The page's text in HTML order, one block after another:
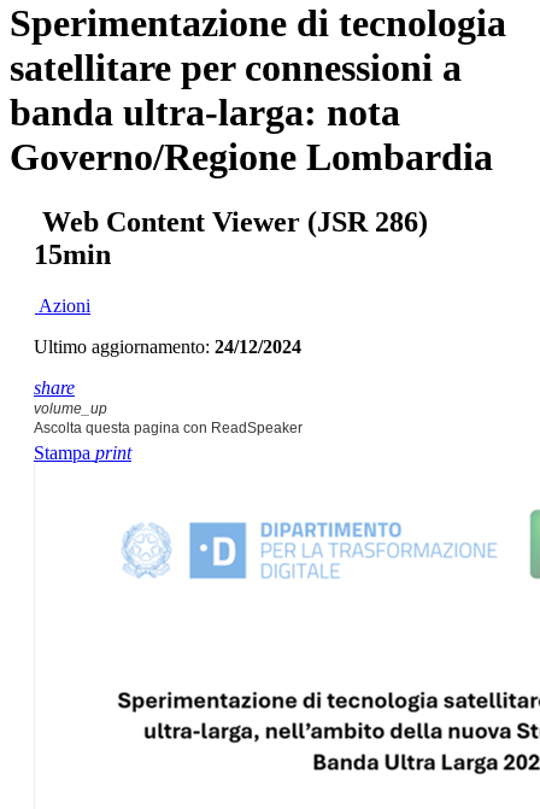
Sperimentazione di tecnologia
satellitare per connessioni a
banda ultra-larga: nota
Governo/Regione Lombardia
Web Content Viewer (JSR 286)
15min
Azioni
Ultimo aggiornamento: 24/12/2024
share
volume_up
Ascolta questa pagina con ReadSpeaker
Stampa print